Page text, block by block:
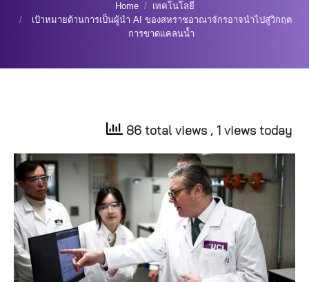
Home
เทคโนโลยี
เป้าหมายด้านการเป็นผู้นำ AI ของสหราชอาณาจักรอาจนำไปสู่วิกฤต
การขาดแคลนน้ำ
86 total views , 1 views today